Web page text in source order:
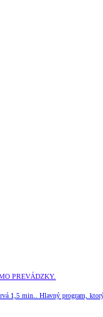
PREVÁDZKY.
1,5 min.. Hlavný program,